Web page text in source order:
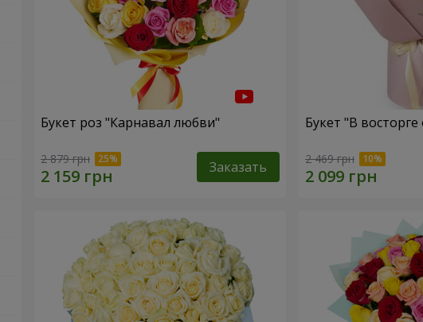
Букет роз "Карнавал любви"
2 879 грн Заказать
Букет "В восторге
2 469 грн